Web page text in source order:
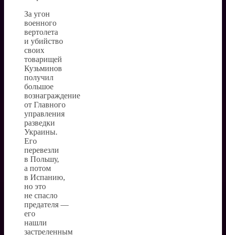
За угон
военного
вертолета
и убийство
своих
товарищей
Кузьминов
получил
большое
вознаграждение
от Главного
управления
разведки
Украины.
Его
перевезли
в Польшу,
а потом
в Испанию,
но это
не спасло
предателя —
его
нашли
застреленным